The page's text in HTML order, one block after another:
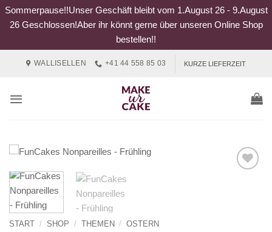
Sommerpause!!Unser Geschäft bleibt vom 1.August 26 - 9.August
26 Geschlossen!Aber ihr könnt gerne über unseren Online Shop
bestellen!!
WALLISELLEN +41 44 558 85 03 KURZE LIEFERZEIT
START / SHOP / THEMEN / OSTERN